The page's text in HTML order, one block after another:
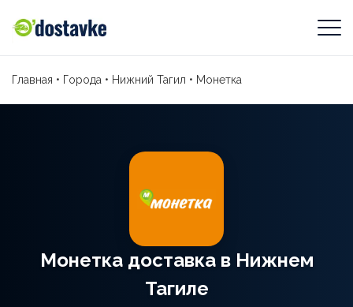
Главная • Города • Нижний Тагил • Монетка
Монетка доставка в Нижнем
Тагиле